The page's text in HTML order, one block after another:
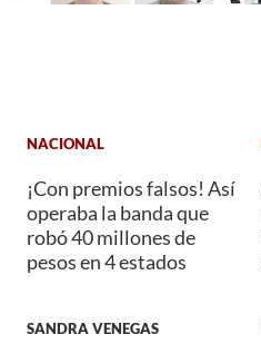
NACIONAL
¡Con premios falsos! Así
operaba la banda que
robó 40 millones de
pesos en 4 estados
SANDRA VENEGAS